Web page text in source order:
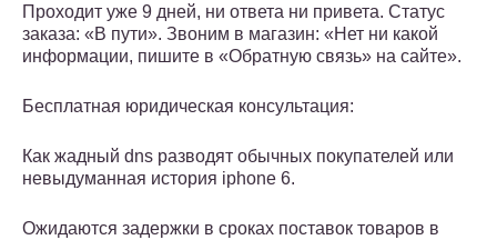
Проходит уже 9 дней, ни ответа ни привета. Статус
заказа: «В пути». Звоним в магазин: «Нет ни какой
информации, пишите в «Обратную связь» на сайте».
Бесплатная юридическая консультация:
Как жадный dns разводят обычных покупателей или
невыдуманная история iphone 6.
Ожидаются задержки в сроках поставок товаров в